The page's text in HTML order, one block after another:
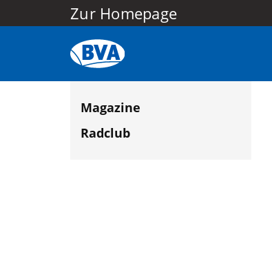
Zur Homepage
Magazine
Radclub